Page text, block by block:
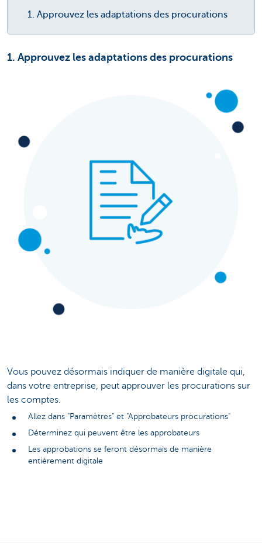
Approuvez les adaptations des procurations
1. Approuvez les adaptations des procurations
Vous pouvez désormais indiquer de manière digitale qui,
dans votre entreprise, peut approuver les procurations sur
les comptes.
Allez dans "Paramètres" et "Approbateurs procurations"
Déterminez qui peuvent être les approbateurs
Les approbations se feront désormais de manière
entièrement digitale